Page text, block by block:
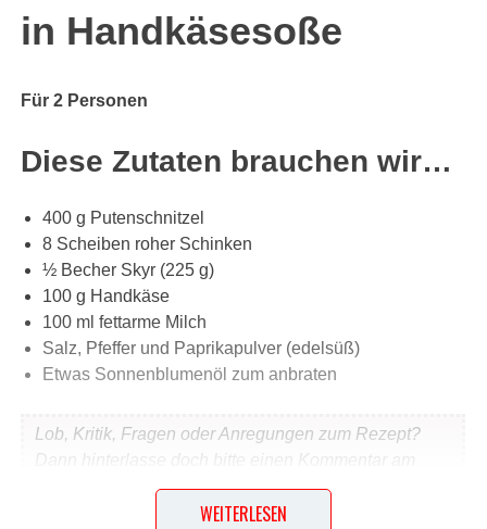
in Handkäsesoße
Für 2 Personen
Diese Zutaten brauchen wir…
400 g Putenschnitzel
8 Scheiben roher Schinken
½ Becher Skyr (225 g)
100 g Handkäse
100 ml fettarme Milch
Salz, Pfeffer und Paprikapulver (edelsüß)
Etwas Sonnenblumenöl zum anbraten
Lob, Kritik, Fragen oder Anregungen zum Rezept?
Dann hinterlasse doch bitte einen Kommentar am
Ende dieser Seite & auch eine Bewertung!
WEITERLESEN